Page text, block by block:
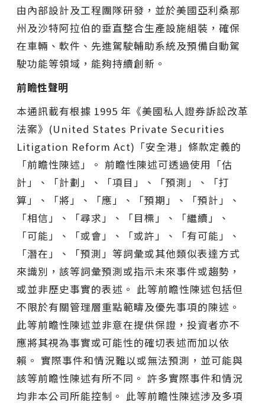
由內部設計及工程團隊研發，並於美國亞利桑那
州及沙特阿拉伯的垂直整合生產設施組裝，確保
在車輛、軟件、先進駕駛輔助系統及預備自動駕
駛功能等領域，能夠持續創新。
前瞻性聲明
本通訊載有根據 1995 年《美國私人證券訴訟改革
法案》(United States Private Securities
Litigation Reform Act)「安全港」條款定義的
「前瞻性陳述」。 前瞻性陳述可透過使用「估
計」、「計劃」、「項目」、「預測」、「打
算」、「將」、「應」、「預期」、「預計」、
「相信」、「尋求」、「目標」、「繼續」、
「可能」、「或會」、「或許」、「有可能」、
「潛在」、「預測」等詞彙或其他類似表達方式
來識別，該等詞彙預測或指示未來事件或趨勢，
或並非歷史事實的表述。 此等前瞻性陳述包括但
不限於有關管理層重點範疇及優先事項的陳述。
此等前瞻性陳述並非意在提供保證，投資者亦不
應將其視為事實或可能性的確切表述而加以依
賴。 實際事件和情況難以或無法預測，並可能與
該等前瞻性陳述有所不同。 許多實際事件和情況
均非本公司所能控制。 此等前瞻性陳述涉及多項